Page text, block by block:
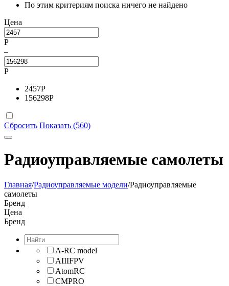
По этим критериям поиска ничего не найдено
Цена
Р
–
Р
2457Р
156298Р
Сбросить Показать (560)
Радиоуправляемые самолеты
Главная/Радиоуправляемые модели/Радиоуправляемые
самолеты
Бренд
Цена
Бренд
A-RC model
AIIIFPV
AtomRC
CMPRO